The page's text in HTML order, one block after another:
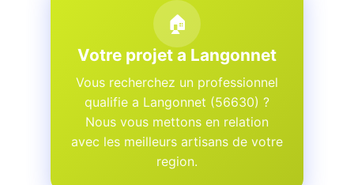
🏠
Votre projet a Langonnet
Vous recherchez un professionnel
qualifie a Langonnet (56630) ?
Nous vous mettons en relation
avec les meilleurs artisans de votre
region.